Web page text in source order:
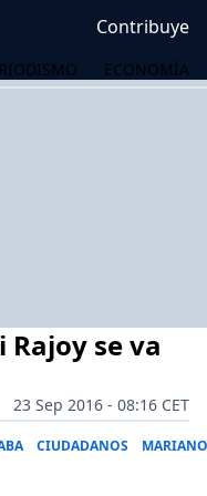
Contribuye
ECONOMÍA
Rajoy se va
23 Sep 2016 - 08:16 CET
CIUDADANOS